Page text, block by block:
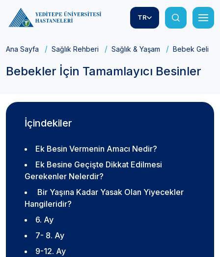
TR
Ana Sayfa Sağlık Rehberi Sağlık & Yaşam Bebek Gelişimi
Bebekler İçin Tamamlayıcı Besinler
İçindekiler
Ek Besin Vermenin Amacı Nedir?
Ek Besine Geçişte Dikkat Edilmesi
Gerekenler Nelerdir?
Bir Yaşına Kadar Yasak Olan Yiyecekler
Hangileridir?
6. Ay
7- 8. Ay
9-12. Ay